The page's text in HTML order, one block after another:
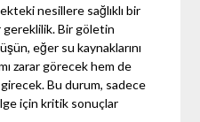
nesillere sağlıklı bir
gereklilik. Bir göletin
eğer su kaynaklarını
zarar görecek hem de
Bu durum, sadece
için kritik sonuçlar